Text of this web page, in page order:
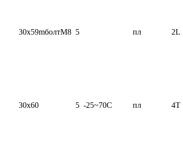
30x59mболтМ8 5 пл 2L
30x60 5 -25~70C пл 4T